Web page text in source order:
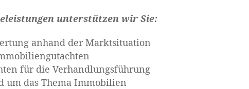
unterstützen wir Sie:
anhand der Marktsituation
für die Verhandlungsführung
um das Thema Immobilien